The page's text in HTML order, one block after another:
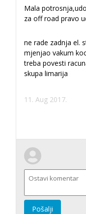
Mala
za off road pravo
ne rade zadnja el.
mjenjao vakum
treba povesti
skupa limarija
11. Aug 2017.
Pošalji